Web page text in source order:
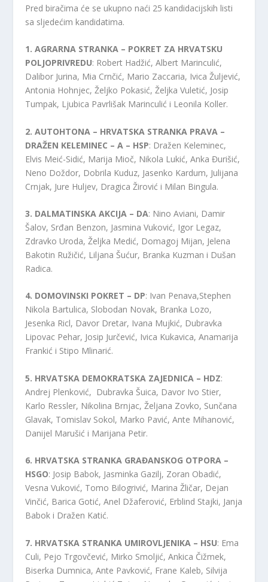
Pred biračima će se ukupno naći 25 kandidacijskih listi
sa sljedećim kandidatima.
1. AGRARNA STRANKA – POKRET ZA HRVATSKU
POLJOPRIVREDU: Robert Hadžić, Albert Marinculić,
Dalibor Jurina, Mia Crnčić, Mario Zaccaria, Ivica Žuljević,
Antonia Hohnjec, Željko Pokasić, Željka Vuletić, Josip
Tumpak, Ljubica Pavrlišak Marinculić i Leonila Koller.
2. AUTOHTONA – HRVATSKA STRANKA PRAVA –
DRAŽEN KELEMINEC – A – HSP: Dražen Keleminec,
Elvis Meić-Sidić, Marija Mioč, Nikola Lukić, Anka Đurišić,
Neno Doždor, Dobrila Kuduz, Jasenko Kardum, Julijana
Crnjak, Jure Huljev, Dragica Žirović i Milan Bingula.
3. DALMATINSKA AKCIJA – DA: Nino Aviani, Damir
Šalov, Srđan Benzon, Jasmina Vuković, Igor Legaz,
Zdravko Uroda, Željka Medić, Domagoj Mijan, Jelena
Bakotin Ružičić, Liljana Šućur, Branka Kuzman i Dušan
Radica.
4. DOMOVINSKI POKRET – DP: Ivan Penava,Stephen
Nikola Bartulica, Slobodan Novak, Branka Lozo,
Jesenka Ricl, Davor Dretar, Ivana Mujkić, Dubravka
Lipovac Pehar, Josip Jurčević, Ivica Kukavica, Anamarija
Frankić i Stipo Mlinarić.
5. HRVATSKA DEMOKRATSKA ZAJEDNICA – HDZ:
Andrej Plenković, Dubravka Šuica, Davor Ivo Stier,
Karlo Ressler, Nikolina Brnjac, Željana Zovko, Sunčana
Glavak, Tomislav Sokol, Marko Pavić, Ante Mihanović,
Danijel Marušić i Marijana Petir.
6. HRVATSKA STRANKA GRAĐANSKOG OTPORA –
HSGO: Josip Babok, Jasminka Gazilj, Zoran Obadić,
Vesna Vuković, Tomo Bilogrivić, Marina Žličar, Dejan
Vinčić, Barica Gotić, Anel Džaferović, Erblind Stajki, Janja
Babok i Dražen Katić.
7. HRVATSKA STRANKA UMIROVLJENIKA – HSU: Ema
Culi, Pejo Trgovčević, Mirko Smoljić, Ankica Čižmek,
Biserka Dumnica, Ante Pavković, Frane Kaleb, Silvija